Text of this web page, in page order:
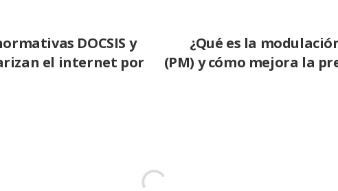
DOCSIS y
el internet por
¿Qué es la
(PM) y cómo mejora la